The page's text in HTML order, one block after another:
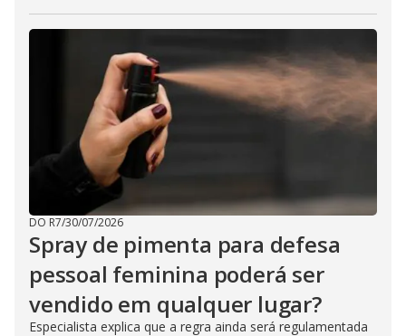
DO R7/30/07/2026
Spray de pimenta para defesa
pessoal feminina poderá ser
vendido em qualquer lugar?
Especialista explica que a regra ainda será regulamentada